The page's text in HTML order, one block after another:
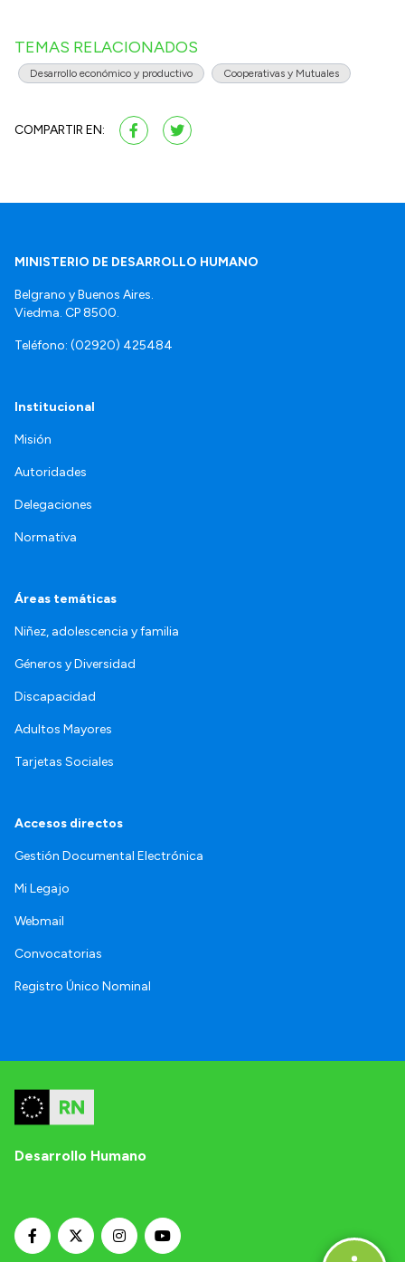
TEMAS RELACIONADOS
Desarrollo económico y productivo Cooperativas y Mutuales
COMPARTIR EN:
MINISTERIO DE DESARROLLO HUMANO
Belgrano y Buenos Aires.
Viedma. CP 8500.
Teléfono: (02920) 425484
Institucional
Misión
Autoridades
Delegaciones
Normativa
Áreas temáticas
Niñez, adolescencia y familia
Géneros y Diversidad
Discapacidad
Adultos Mayores
Tarjetas Sociales
Accesos directos
Gestión Documental Electrónica
Mi Legajo
Webmail
Convocatorias
Registro Único Nominal
Desarrollo Humano